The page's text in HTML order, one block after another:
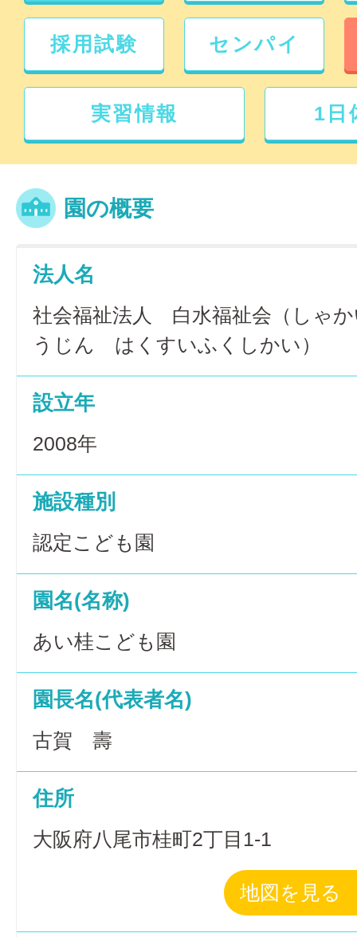
採用試験 センパイ
実習情報 1日
園の概要
法人名
社会福祉法人 白水福祉会（しゃ
うじん はくすいふくしかい）
設立年
2008年
施設種別
認定こども園
園名(名称)
あい桂こども園
園長名(代表者名)
古賀 壽
住所
大阪府八尾市桂町2丁目1-1
地図を見る